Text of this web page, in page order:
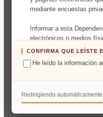
mediante encuestas
Informar a esta
electrónicos o medios
manera directa o
resguardo de información:
Se procedió de manera
CONFIRMA QUE LEÍSTE
He leído la información
Redirigiendo